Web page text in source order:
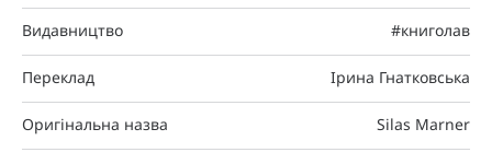
Видавництво #книголав
Переклад Ірина Гнатковська
Оригінальна назва Silas Marner